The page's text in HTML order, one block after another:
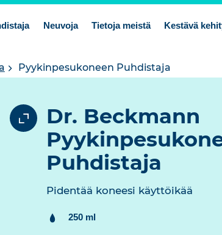
Neuvoja Tietoja meistä Kestävä
Pyykinpesukoneen Puhdistaja
Dr. Beckmann
Puhdistaja
Pidentää koneesi käyttöikää
Sisältö:250 ml